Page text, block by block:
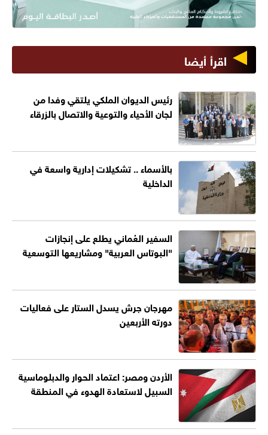
اقرأ أيضا
رئيس الديوان الملكي يلتقي وفدا من
لجان الأحياء والتوعية والاتصال بالزرقاء
بالأسماء .. تشكيلات إدارية واسعة في
الداخلية
السفير العُماني يطلع على إنجازات
"البوتاس العربية" ومشاريعها التوسعية
مهرجان جرش يسدل الستار على فعاليات
دورته الأربعين
الأردن ومصر: اعتماد الحوار والدبلوماسية
السبيل لاستعادة الهدوء في المنطقة